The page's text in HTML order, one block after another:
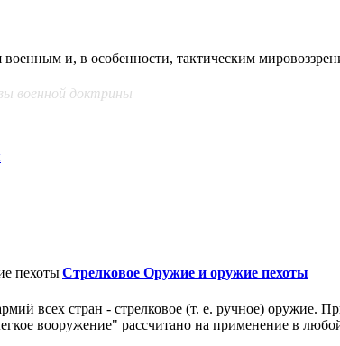
военным и, в особенности, тактическим
военной доктрины
Стрелковое Оружие и оружие пехоты
всех стран - стрелковое (т. е. ручное) оружие.
вооружение" рассчитано на применение в